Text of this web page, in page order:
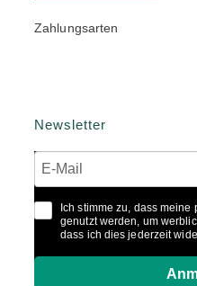
Zahlungsarten
Newsletter
Ich stimme zu, dass
genutzt werden, um
dass ich dies jederzeit